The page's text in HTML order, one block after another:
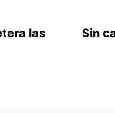
las
Sin